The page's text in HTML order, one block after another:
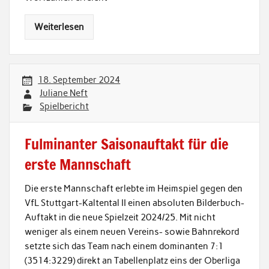
Weiterlesen
18. September 2024
Juliane Neft
Spielbericht
Fulminanter Saisonauftakt für die
erste Mannschaft
Die erste Mannschaft erlebte im Heimspiel gegen den
VfL Stuttgart-Kaltental II einen absoluten Bilderbuch-
Auftakt in die neue Spielzeit 2024/25. Mit nicht
weniger als einem neuen Vereins- sowie Bahnrekord
setzte sich das Team nach einem dominanten 7:1
(3514:3229) direkt an Tabellenplatz eins der Oberliga